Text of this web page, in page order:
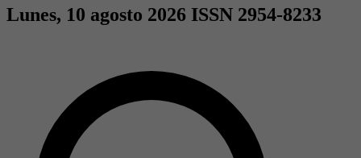
Lunes, 10 agosto 2026 ISSN 2954-8233